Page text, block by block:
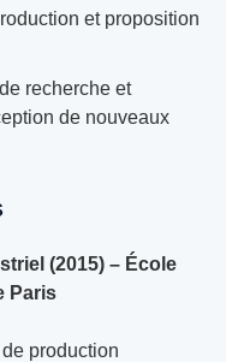
et proposition
recherche et
de nouveaux
(2015) – École
Paris
production